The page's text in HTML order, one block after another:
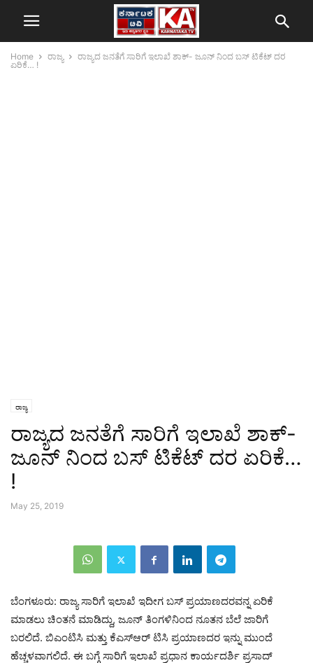
Home ರಾಜ್ಯ
ರಾಜ್ಯದ ಜನತೆಗೆ ಸಾರಿಗೆ ಇಲಾಖೆ ಶಾಕ್- ಜೂನ್ ನಿಂದ ಬಸ್ ಟಿಕೆಟ್ ದರ
ಏರಿಕೆ… !
ರಾಜ್ಯ
ರಾಜ್ಯದ ಜನತೆಗೆ ಸಾರಿಗೆ ಇಲಾಖೆ ಶಾಕ್-
ಜೂನ್ ನಿಂದ ಬಸ್ ಟಿಕೆಟ್ ದರ ಏರಿಕೆ…
!
May 25, 2019
ಬೆಂಗಳೂರು: ರಾಜ್ಯ ಸಾರಿಗೆ ಇಲಾಖೆ ಇದೀಗ ಬಸ್ ಪ್ರಯಾಣದರವನ್ನ ಏರಿಕೆ
ಮಾಡಲು ಚಿಂತನೆ ಮಾಡಿದ್ದು, ಜೂನ್ ತಿಂಗಳಿನಿಂದ ನೂತನ ಬೆಲೆ ಜಾರಿಗೆ
ಬರಲಿದೆ. ಬಿಎಂಟಿಸಿ ಮತ್ತು ಕೆಎಸ್ಆರ್ ಟಿಸಿ ಪ್ರಯಾಣದರ ಇನ್ನು ಮುಂದೆ
ಹೆಚ್ಚಳವಾಗಲಿದೆ. ಈ ಬಗ್ಗೆ ಸಾರಿಗೆ ಇಲಾಖೆ ಪ್ರಧಾನ ಕಾರ್ಯದರ್ಶಿ ಪ್ರಸಾದ್